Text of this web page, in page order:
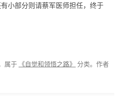
小部分则请蔡军医师担任，终于
属于 《自觉和领悟之路》 分类。 作者